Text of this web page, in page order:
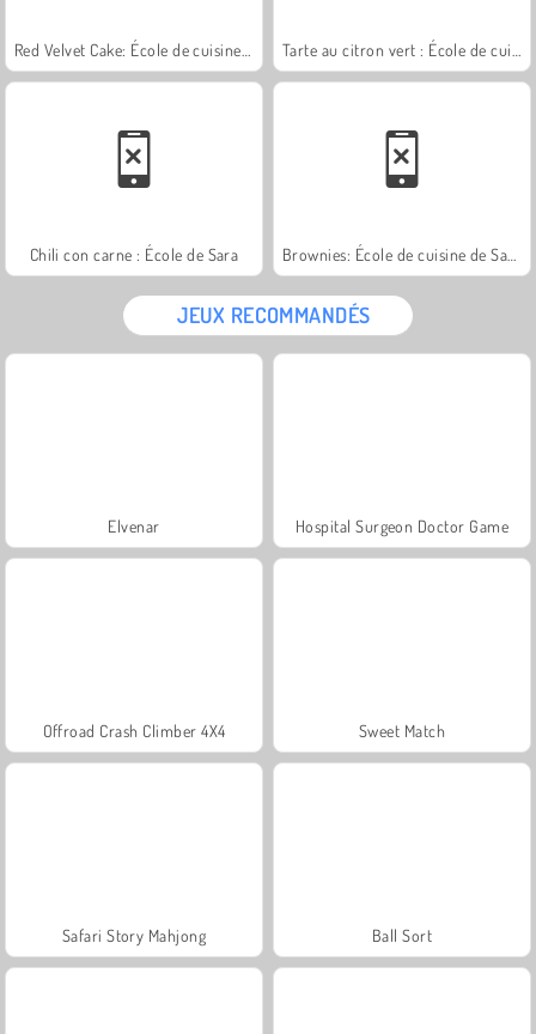
Chili con carne : École de Sara
JEUX RECOMMANDÉS
Elvenar Hospital Surgeon Doctor Game
Offroad Crash Climber 4X4 Sweet Match
Safari Story Mahjong Ball Sort